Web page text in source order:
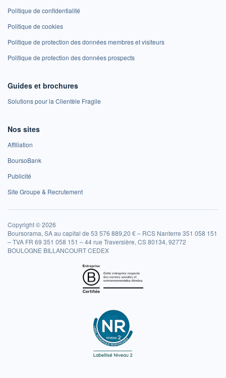
Politique de confidentialité
Politique de cookies
Politique de protection des données membres et visiteurs
Politique de protection des données prospects
Guides et brochures
Solutions pour la Clientèle Fragile
Nos sites
Affiliation
BoursoBank
Publicité
Site Groupe & Recrutement
Copyright © 2026
Boursorama, SA au capital de 53 576 889,20 € – RCS Nanterre 351 058 151
– TVA FR 69 351 058 151 – 44 rue Traversière, CS 80134, 92772
BOULOGNE BILLANCOURT CEDEX